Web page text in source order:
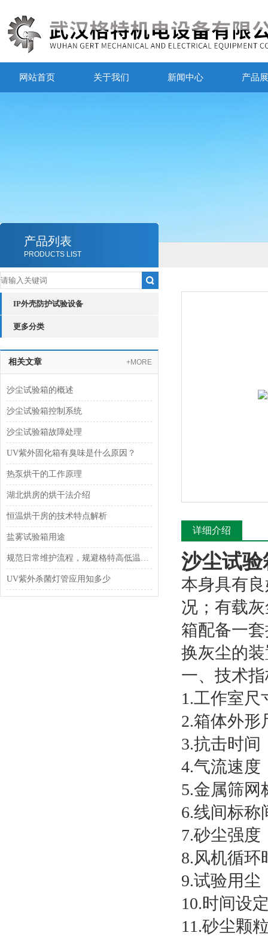
网站首页 关于我们 新闻中心 产品
产品列表
PRODUCTS LIST
IP外壳防护试验设备
更多分类
相关文章 +MORE
沙尘试验箱的概述
沙尘试验箱控制系统
沙尘试验箱故障处理
UV紫外固化箱有臭味是什么原因？
热泵烘干的工作原理
湖北烘房的烘干法介绍
恒温烘干房的技术特点解析
盐雾试验箱用途
规范日常维护流程，规避格特高低温试验箱运行故障风险
UV紫外杀菌灯管应用知多少
详细介绍
沙尘试验
本身具有
况；有载
箱配备一
换灰尘的
一、技术
1.工作室
2.箱体外形
3.抗击时间
4.气流速度
5.金属筛网
6.线间标称
7.砂尘强度
8.风机循环
9.试验用尘
10.时间设
11.砂尘颗